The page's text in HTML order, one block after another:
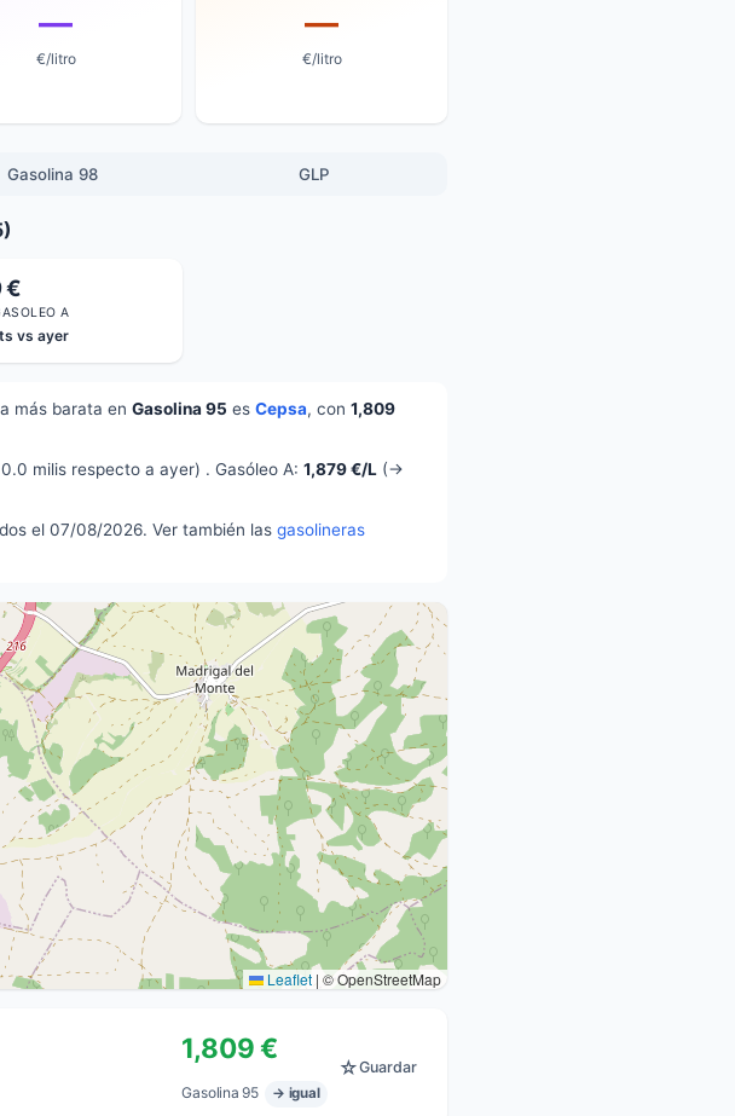
—
€/litro
—
€/litro
Gasolina 98 GLP
€
A
vs ayer
más barata en Gasolina 95 es Cepsa, con 1,809
milis respecto a ayer) . Gasóleo A: 1,879 €/L (→
el 07/08/2026. Ver también las gasolineras
Leaflet | © OpenStreetMap
1,809 €
Gasolina 95 → igual
☆Guardar